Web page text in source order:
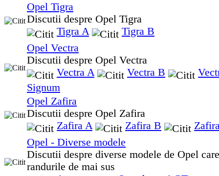
Opel Tigra
Discutii despre Opel Tigra
Tigra A
Tigra B
Opel Vectra
Discutii despre Opel Vectra
Vectra A
Vectra B
Signum
Opel Zafira
Discutii despre Opel Zafira
Zafira A
Zafira B
Opel - Diverse modele
Discutii despre diverse modele de Opel
randurile de mai sus